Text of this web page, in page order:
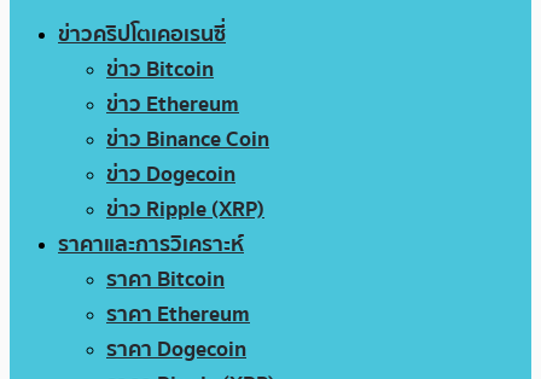
ข่าวคริปโตเคอเรนซี่
ข่าว Bitcoin
ข่าว Ethereum
ข่าว Binance Coin
ข่าว Dogecoin
ข่าว Ripple (XRP)
ราคาและการวิเคราะห์
ราคา Bitcoin
ราคา Ethereum
ราคา Dogecoin